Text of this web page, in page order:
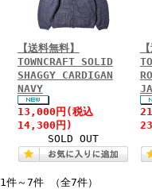
【送料無料】
TOWNCRAFT SOLID
SHAGGY CARDIGAN
NAVY
13,000円(税込
14,300円)
SOLD OUT
1件～7件 （全7件）